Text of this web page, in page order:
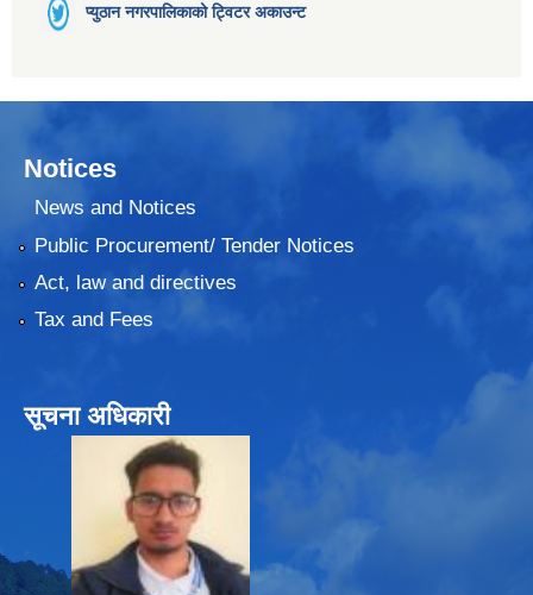
प्युठान नगरपालिकाको ट्विटर अकाउन्ट
Notices
News and Notices
Public Procurement/ Tender Notices
Act, law and directives
Tax and Fees
सूचना अधिकारी